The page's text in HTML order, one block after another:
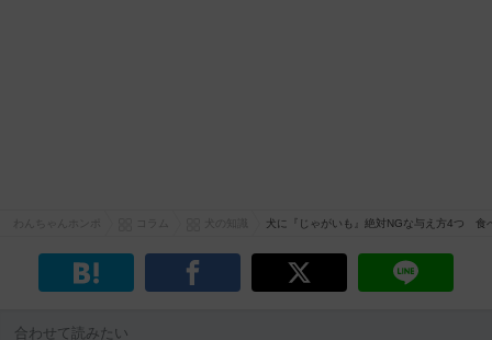
犬に『じゃがいも』絶対NGな与え方4つ 食
合わせて読みたい